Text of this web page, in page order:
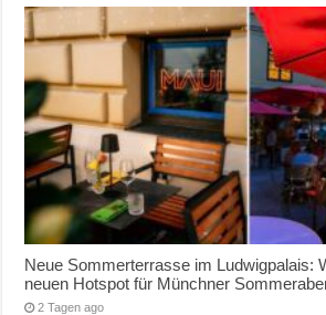
Neue Sommerterrasse im Ludwigpalais:
neuen Hotspot für Münchner
2 Tagen ago